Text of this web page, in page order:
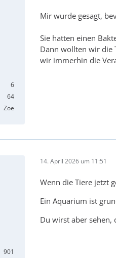
6
64
Zoe
Mir wurde gesagt,
Sie hatten einen
Dann wollten wir die
wir immerhin die
901
14. April 2026 um 11:51
Wenn die Tiere jetzt
Ein Aquarium ist
Du wirst aber